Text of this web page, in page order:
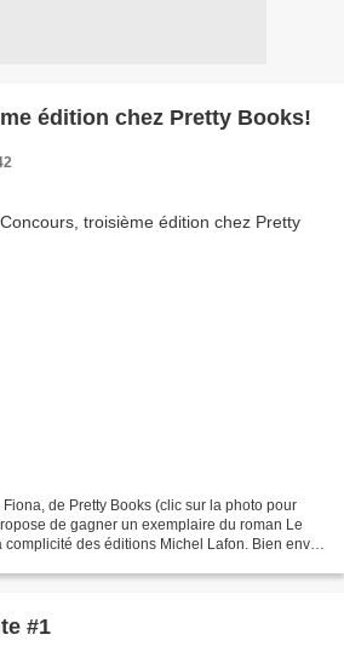
édition chez Pretty Books!
de Pretty Books (clic sur la photo pour
de gagner un exemplaire du roman Le
des éditions Michel Lafon. Bien envie
#1